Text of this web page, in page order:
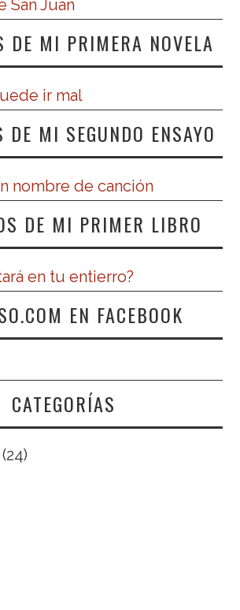
DE MI PRIMERA NOVELA
DE MI SEGUNDO ENSAYO
DE MI PRIMER LIBRO
EN FACEBOOK
CATEGORÍAS
(24)